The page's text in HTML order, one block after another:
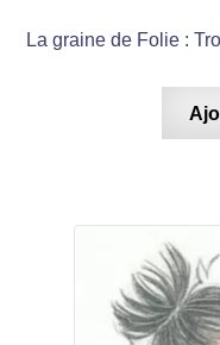
La graine de Folie :